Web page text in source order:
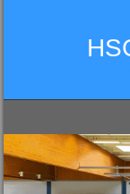
Skip to content